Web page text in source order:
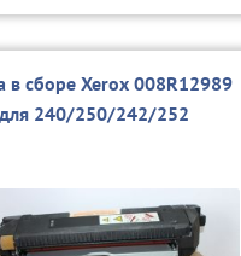
в сборе Xerox 008R12989
240/250/242/252